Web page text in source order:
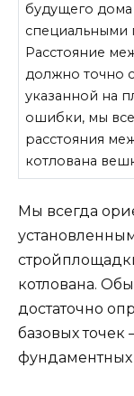
будущего дома
Расстояние
должно точно
указанной на
ошибки, мы
расстояния
котлована
Мы всегда
котлована.
достаточно
базовых
фундаментных